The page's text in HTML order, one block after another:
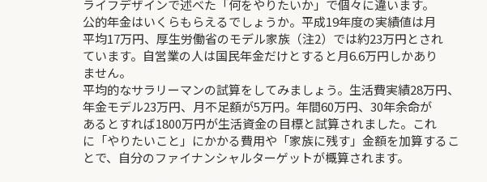
ライフデザインで述べた「何をやりたいか」で個々に違います。
公的年金はいくらもらえるでしょうか。平成19年度の実績値は月
平均17万円、厚生労働省のモデル家族（注2）では約23万円とされ
ています。自営業の人は国民年金だけとすると月6.6万円しかあり
ません。
平均的なサラリーマンの試算をしてみましょう。生活費実績28万円、
年金モデル23万円、月不足額が5万円。年間60万円、30年余命が
あるとすれば1800万円が生活資金の目標と試算されました。これ
に「やりたいこと」にかかる費用や「家族に残す」金額を加算するこ
とで、自分のファイナンシャルターゲットが概算されます。